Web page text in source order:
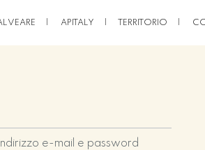
APITALY TERRITORIO
Abano
e-mail e password